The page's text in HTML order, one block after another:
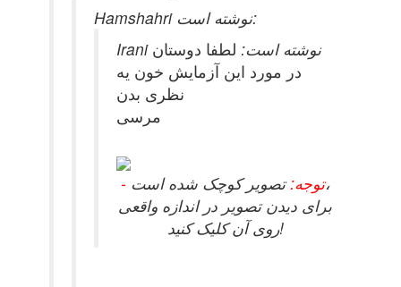
Hamshahri نوشته است:
Irani نوشته است: لطفا دوستان
در مورد این آزمایش خون یه
نظری بدن
مرسی
- توجه:تصویر کوچک شده است،
برای دیدن تصویر در اندازه واقعی
روی آن کلیک کنید!